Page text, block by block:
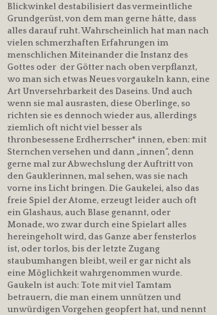
Blickwinkel destabilisiert das vermeintliche
Grundgerüst, von dem man gerne hätte, dass
alles darauf ruht. Wahrscheinlich hat man nach
vielen schmerzhaften Erfahrungen im
menschlichen Miteinander die Instanz des
Gottes oder der Götter nach oben verpflanzt,
wo man sich etwas Neues vorgaukeln kann, eine
Art Unversehrbarkeit des Daseins. Und auch
wenn sie mal ausrasten, diese Oberlinge, so
richten sie es dennoch wieder aus, allerdings
ziemlich oft nicht viel besser als
thronbesessene Erdherrscher* innen, eben: mit
Sternchen versehen und dann „innen“, denn
gerne mal zur Abwechslung der Auftritt von
den Gauklerinnen, mal sehen, was sie nach
vorne ins Licht bringen. Die Gaukelei, also das
freie Spiel der Atome, erzeugt leider auch oft
ein Glashaus, auch Blase genannt, oder
Monade, wo zwar durch eine Spielart alles
hereingeholt wird, das Ganze aber fensterlos
ist, oder torlos, bis der letzte Zugang
staubumhangen bleibt, weil er gar nicht als
eine Möglichkeit wahrgenommen wurde.
Gaukeln ist auch: Tote mit viel Tamtam
betrauern, die man einem unnützen und
unwürdigen Vorgehen geopfert hat, und nennt